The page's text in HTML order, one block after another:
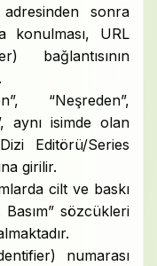
sonra
konulması, URL
bağlantısının
“Neşreden”,
aynı isimde olan
Editörü/Series
girilir.
cilt ve baskı
Basım” sözcükleri
numarası